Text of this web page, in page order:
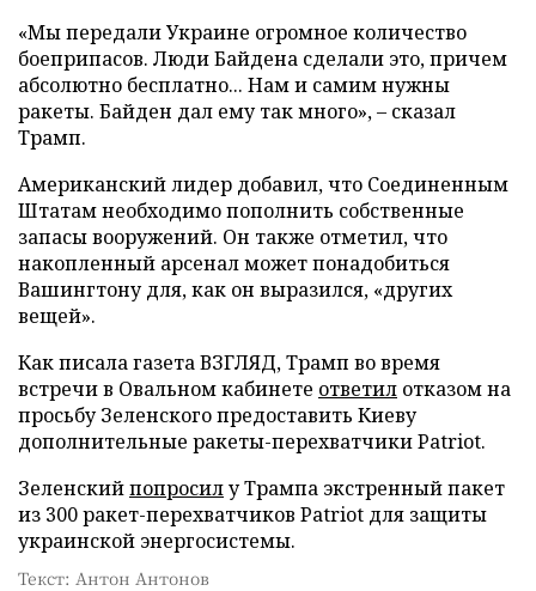
«Мы передали Украине огромное количество
боеприпасов. Люди Байдена сделали это, причем
абсолютно бесплатно... Нам и самим нужны
ракеты. Байден дал ему так много», – сказал
Трамп.
Американский лидер добавил, что Соединенным
Штатам необходимо пополнить собственные
запасы вооружений. Он также отметил, что
накопленный арсенал может понадобиться
Вашингтону для, как он выразился, «других
вещей».
Как писала газета ВЗГЛЯД, Трамп во время
встречи в Овальном кабинете ответил отказом на
просьбу Зеленского предоставить Киеву
дополнительные ракеты-перехватчики Patriot.
Зеленскийпопросилу Трампа экстренный пакет
из 300 ракет-перехватчиков Patriot для защиты
украинской энергосистемы.
Текст: Антон Антонов